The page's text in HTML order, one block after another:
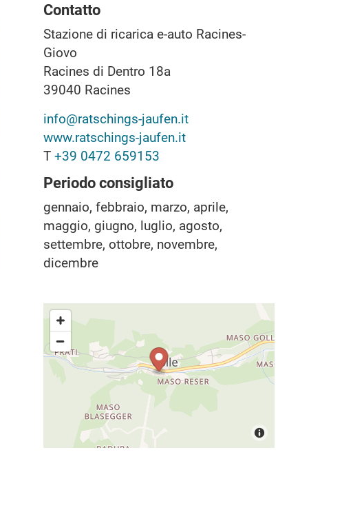
Contatto
Stazione di ricarica e-auto Racines-
Giovo
Racines di Dentro 18a
39040 Racines
info@ratschings-jaufen.it
www.ratschings-jaufen.it
T +39 0472 659153
Periodo consigliato
gennaio, febbraio, marzo, aprile,
maggio, giugno, luglio, agosto,
settembre, ottobre, novembre,
dicembre